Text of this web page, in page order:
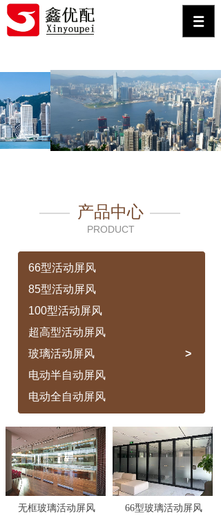
产品中心
PRODUCT
66型活动屏风
85型活动屏风
100型活动屏风
超高型活动屏风
玻璃活动屏风
>
电动半自动屏风
电动全自动屏风
无框玻璃活动屏风 66型玻璃活动屏风